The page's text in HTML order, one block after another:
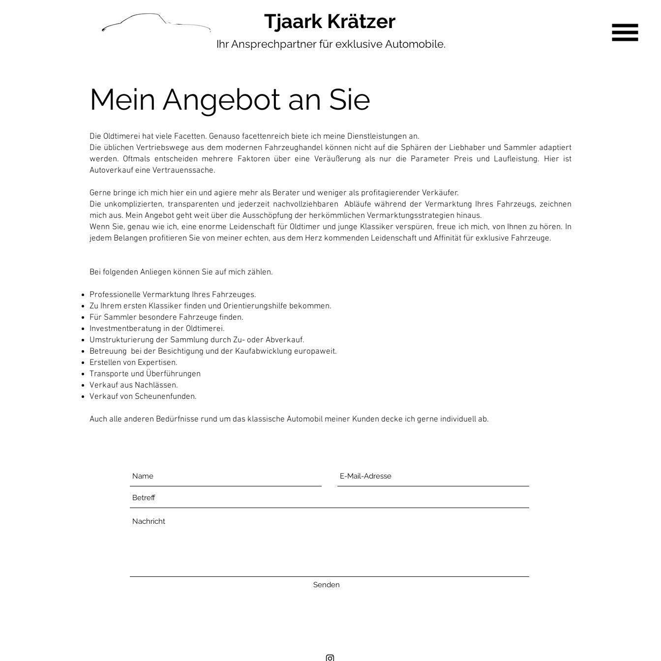
Tjaark Krätzer
Ihr Ansprechpartner für exklusive Automobile.
Mein Angebot an Sie
Die Oldtimerei hat viele Facetten. Genauso facettenreich biete ich meine Dienstleistungen an.
Die üblichen Vertriebswege aus dem modernen Fahrzeughandel können nicht auf die Sphären der Liebhaber und Sammler adaptiert
werden. Oftmals entscheiden mehrere Faktoren über eine Veräußerung als nur die Parameter Preis und Laufleistung. Hier ist
Autoverkauf eine Vertrauenssache.
Gerne bringe ich mich hier ein und agiere mehr als Berater und weniger als profitagierender Verkäufer.
Die unkomplizierten, transparenten und jederzeit nachvollziehbaren Abläufe während der Vermarktung Ihres Fahrzeugs, zeichnen
mich aus. Mein Angebot geht weit über die Ausschöpfung der herkömmlichen Vermarktungsstrategien hinaus.
Wenn Sie, genau wie ich, eine enorme Leidenschaft für Oldtimer und junge Klassiker verspüren, freue ich mich, von Ihnen zu hören. In
jedem Belangen profitieren Sie von meiner echten, aus dem Herz kommenden Leidenschaft und Affinität für exklusive Fahrzeuge.
Bei folgenden Anliegen können Sie auf mich zählen.
Professionelle Vermarktung Ihres Fahrzeuges.
Zu Ihrem ersten Klassiker finden und Orientierungshilfe bekommen.
Für Sammler besondere Fahrzeuge finden.
Investmentberatung in der Oldtimerei.
Umstrukturierung der Sammlung durch Zu- oder Abverkauf.
Betreuung bei der Besichtigung und der Kaufabwicklung europaweit.
Erstellen von Expertisen.
Transporte und Überführungen
Verkauf aus Nachlässen.
Verkauf von Scheunenfunden.
Auch alle anderen Bedürfnisse rund um das klassische Automobil meiner Kunden decke ich gerne individuell ab.
Senden